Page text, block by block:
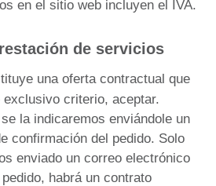
en el sitio web incluyen el IVA.
de servicios
una oferta contractual que
exclusivo criterio, aceptar.
la indicaremos enviándole un
confirmación del pedido. Solo
enviado un correo electrónico
habrá un contrato